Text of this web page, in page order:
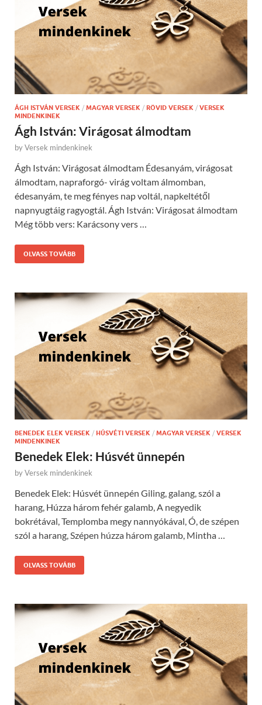
ÁGH ISTVÁN VERSEK / MAGYAR VERSEK / RÖVID VERSEK / VERSEK
MINDENKINEK
Ágh István: Virágosat álmodtam
byVersek mindenkinek
Ágh István: Virágosat álmodtam Édesanyám, virágosat
álmodtam, napraforgó- virág voltam álmomban,
édesanyám, te meg fényes nap voltál, napkeltétől
napnyugtáig ragyogtál. Ágh István: Virágosat álmodtam
Még több vers: Karácsony vers …
OLVASS TOVÁBB
BENEDEK ELEK VERSEK / HÚSVÉTI VERSEK / MAGYAR VERSEK / VERSEK
MINDENKINEK
Benedek Elek: Húsvét ünnepén
byVersek mindenkinek
Benedek Elek: Húsvét ünnepén Giling, galang, szól a
harang, Húzza három fehér galamb, A negyedik
bokrétával, Templomba megy nannyókával, Ó, de szépen
szól a harang, Szépen húzza három galamb, Mintha …
OLVASS TOVÁBB